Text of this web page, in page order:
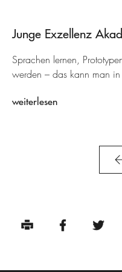
Junge Exzellenz
Sprachen lernen,
werden – das kann man
weiterlesen